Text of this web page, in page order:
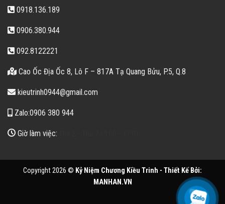
0918.136.189
0906.380.944
092.8122221
Cao Ốc Địa Ốc 8, Lô F – 817A Tạ Quang Bửu, P.5, Q.8
kieutrinh0944@gmail.com
Zalo:0906 380 944
Giờ làm việc:
Copyright 2026 © Kỷ Niệm Chương Kiều Trinh - Thiết Kế Bởi:
MANHAN.VN